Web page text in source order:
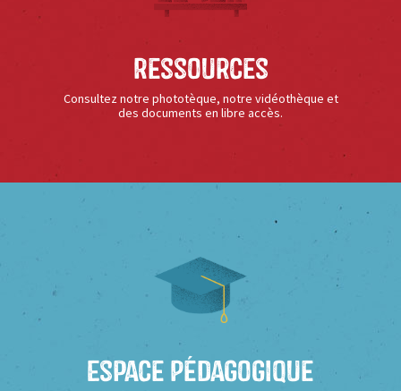
Ressources
Consultez notre phototèque, notre vidéothèque et
des documents en libre accès.
Espace Pédagogique